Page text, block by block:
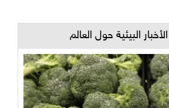
البيئية حول العالم